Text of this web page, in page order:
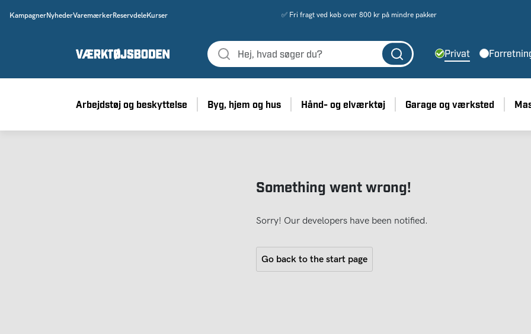
KampagnerNyhederVaremærkerReservdeleKurser ✅ Fri fragt ved køb over 800 kr på mindre pakker
Privat
Arbejdstøj og beskyttelse Byg, hjem og hus Hånd- og elværktøj Garage og værksted
Something went wrong!
Sorry! Our developers have been notified.
Go back to the start page